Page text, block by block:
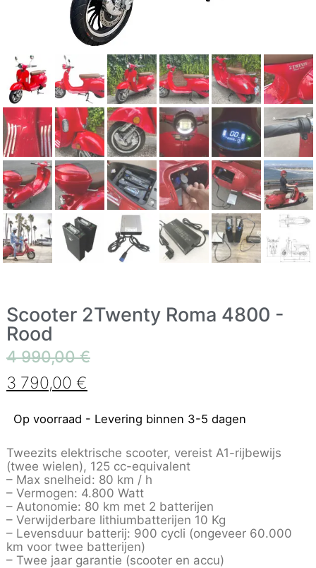
Scooter 2Twenty Roma 4800 -
Rood
4 990,00€
3 790,00 €
Op voorraad - Levering binnen 3-5 dagen
Tweezits elektrische scooter, vereist A1-rijbewijs
(twee wielen), 125 cc-equivalent
– Max snelheid: 80 km / h
– Vermogen: 4.800 Watt
– Autonomie: 80 km met 2 batterijen
– Verwijderbare lithiumbatterijen 10 Kg
– Levensduur batterij: 900 cycli (ongeveer 60.000
km voor twee batterijen)
– Twee jaar garantie (scooter en accu)